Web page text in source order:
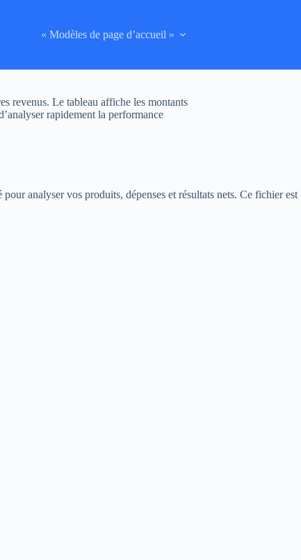
« Modèles de page d’accueil »
revenus. Le tableau affiche les montants
rapidement la performance
analyser vos produits, dépenses et résultats nets. Ce fichier est